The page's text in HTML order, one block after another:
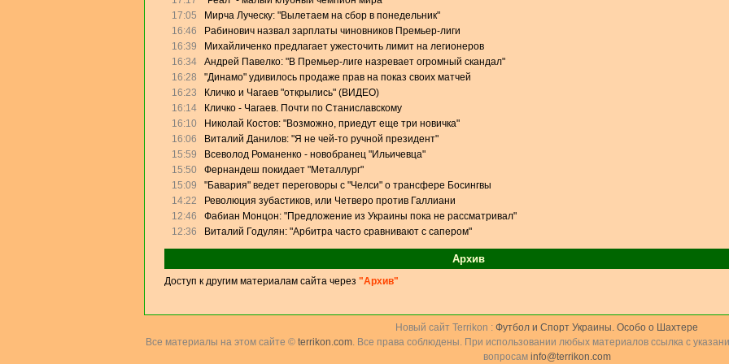
17:05
Мирча Луческу: "Вылетаем на сбор в понедельник"
16:46
Рабинович назвал зарплаты чиновников Премьер-лиги
16:39
Михайличенко предлагает ужесточить лимит на легионеров
16:34
Андрей Павелко: "В Премьер-лиге назревает огромный скандал"
16:28
"Динамо" удивилось продаже прав на показ своих матчей
16:23
Кличко и Чагаев "открылись" (ВИДЕО)
16:14
Кличко - Чагаев. Почти по Станиславскому
16:10
Николай Костов: "Возможно, приедут еще три новичка"
16:06
Виталий Данилов: "Я не чей-то ручной президент"
15:59
Всеволод Романенко - новобранец "Ильичевца"
15:50
Фернандеш покидает "Металлург"
15:09
"Бавария" ведет переговоры с "Челси" о трансфере Босингвы
14:22
Революция зубастиков, или Четверо против Галлиани
12:46
Фабиан Монцон: "Предложение из Украины пока не рассматривал"
12:36
Виталий Годулян: "Арбитра часто сравнивают с сапером"
Архив
Доступ к другим материалам сайта через "Архив"
Новый сайт Terrikon : Футбол и Спорт Украины. Особо о Шахтере
Все материалы на этом сайте © terrikon.com. Все права соблюдены. При использовании любых материалов ссылка с
вопросам info@terrikon.com